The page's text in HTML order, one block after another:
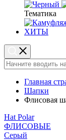
Тематика
ХИТЫ
Главная
Шапки
Флисовая
Hat Polar
ФЛИСОВЫЕ
Серый